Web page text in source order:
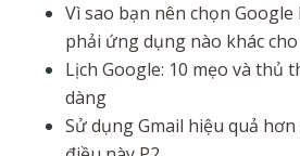
Vì sao bạn nên chọn
phải ứng dụng nào khác
Lịch Google: 10 mẹo và thủ
dàng
Sử dụng Gmail hiệu quả